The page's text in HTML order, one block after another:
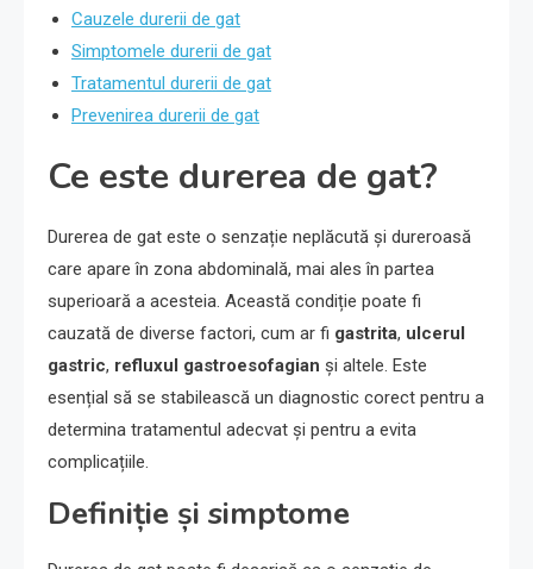
Cauzele durerii de gat
Simptomele durerii de gat
Tratamentul durerii de gat
Prevenirea durerii de gat
Ce este durerea de gat?
Durerea de gat este o senzație neplăcută și dureroasă
care apare în zona abdominală, mai ales în partea
superioară a acesteia. Această condiție poate fi
cauzată de diverse factori, cum ar fi gastrita, ulcerul
gastric, refluxul gastroesofagian și altele. Este
esențial să se stabilească un diagnostic corect pentru a
determina tratamentul adecvat și pentru a evita
complicațiile.
Definiție și simptome